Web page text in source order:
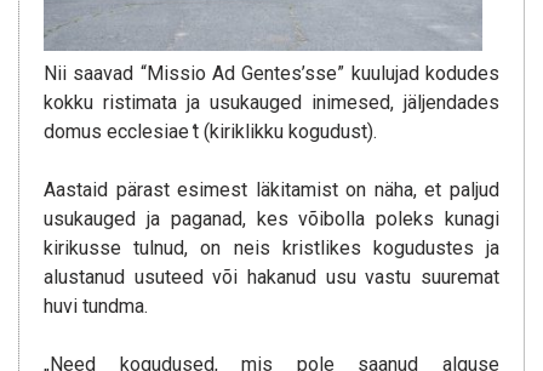
Nii saavad “Missio Ad Gentes’sse” kuulujad kodudes
kokku ristimata ja usukauged inimesed, jäljendades
domus ecclesiae t (kiriklikku kogudust).
Aastaid pärast esimest läkitamist on näha, et paljud
usukauged ja paganad, kes võibolla poleks kunagi
kirikusse tulnud, on neis kristlikes kogudustes ja
alustanud usuteed või hakanud usu vastu suuremat
huvi tundma.
„Need kogudused, mis pole saanud alguse